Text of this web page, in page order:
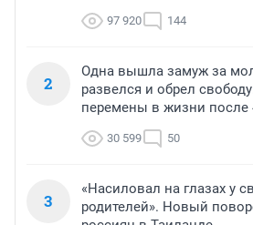
97 920 144
2
Одна вышла замуж за
развелся и обрел
перемены в жизни после
30 599 50
3
«Насиловал на глазах у
родителей». Новый